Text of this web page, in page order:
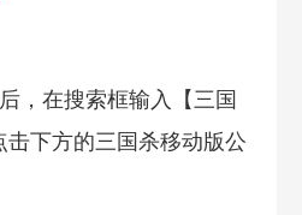
，在搜索框输入【三国
击下方的三国杀移动版公